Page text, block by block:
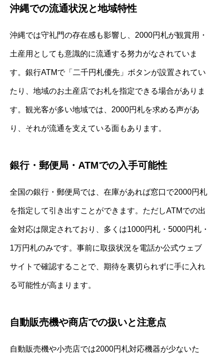
沖縄での流通状況と地域特性
沖縄では守礼門の存在感も影響し、2000円札が観賞用・
土産用としても意識的に流通する努力がなされていま
す。銀行ATMで「二千円札優先」ボタンが設置されてい
たり、地域のお土産店でお札を指定できる場合がありま
す。観光客が多い地域では、2000円札を求める声があ
り、それが流通を支えている面もあります。
銀行・郵便局・ATMでの入手可能性
全国の銀行・郵便局では、在庫があれば窓口で2000円札
を指定して引き出すことができます。ただしATMでの出
金対応は限定されており、多くは1000円札・5000円札・
1万円札のみです。事前に取扱状況を電話か公式ウェブ
サイトで確認することで、期待を裏切られずに手に入れ
る可能性が高まります。
自動販売機や商店での扱いと注意点
自動販売機や小売店では2000円札対応機器が少ないた